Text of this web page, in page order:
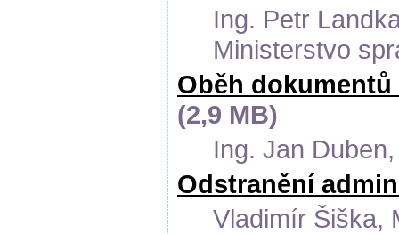
Ing. Petr
Ministerstvo
Oběh
(2,9 MB)
Ing. Jan
Odstranění
Vladimír Šiška,